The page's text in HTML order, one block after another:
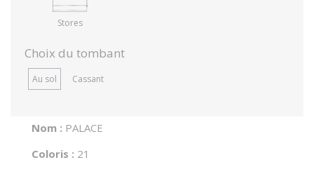
Stores
Choix du tombant
Au sol Cassant
Nom : PALACE
Coloris : 21